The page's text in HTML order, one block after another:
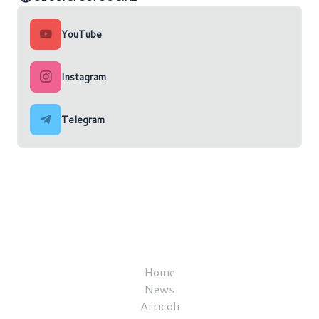
YouTube
Instagram
Telegram
Home
News
Articoli